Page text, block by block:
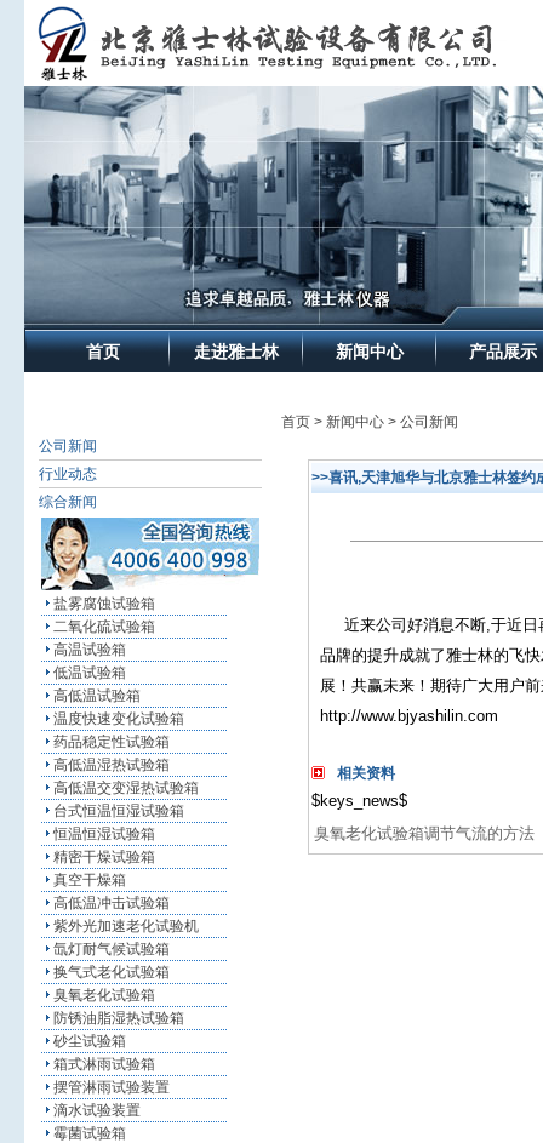
首页 走进雅士林 新闻中心 产品展示
公司新闻
行业动态
综合新闻
盐雾腐蚀试验箱
二氧化硫试验箱
高温试验箱
低温试验箱
高低温试验箱
温度快速变化试验箱
药品稳定性试验箱
高低温湿热试验箱
高低温交变湿热试验箱
台式恒温恒湿试验箱
恒温恒湿试验箱
精密干燥试验箱
真空干燥箱
高低温冲击试验箱
紫外光加速老化试验机
氙灯耐气候试验箱
换气式老化试验箱
臭氧老化试验箱
防锈油脂湿热试验箱
砂尘试验箱
箱式淋雨试验箱
摆管淋雨试验装置
滴水试验装置
霉菌试验箱
首页 > 新闻中心 > 公司新闻
>>喜讯,天津旭华与北京雅士林签约
近来公司好消息不断,于近日
品牌的提升成就了雅士林的飞
展！共赢未来！期待广大用户
http://www.bjyashilin.com
相关资料
$keys_news$
臭氧老化试验箱调节气流的方法